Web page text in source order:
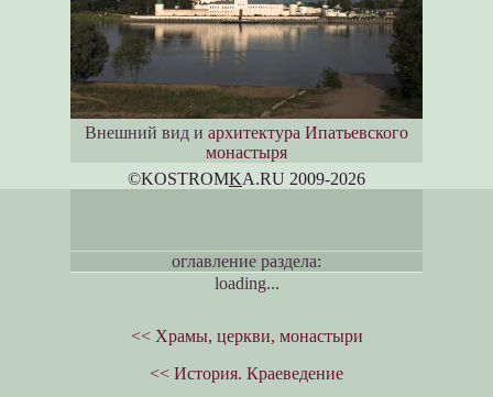
Внешний вид и архитектура Ипатьевского
монастыря
©KOSTROMKA.RU 2009-2026
оглавление раздела:
loading...
<< Храмы, церкви, монастыри
<< История. Краеведение